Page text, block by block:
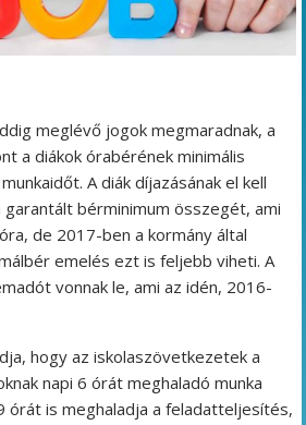
meglévő jogok megmaradnak, a
a diákok órabérének minimális
A diák díjazásának el kell
garantált bérminimum összegét, ami
de 2017-ben a kormány által
emelés ezt is feljebb viheti. A
vonnak le, ami az idén, 2016-
hogy az iskolaszövetkezetek a
napi 6 órát meghaladó munka
órát is meghaladja a feladatteljesítés,